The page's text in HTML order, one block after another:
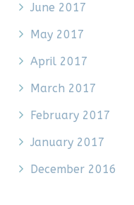
June 2017
May 2017
April 2017
March 2017
February 2017
January 2017
December 2016